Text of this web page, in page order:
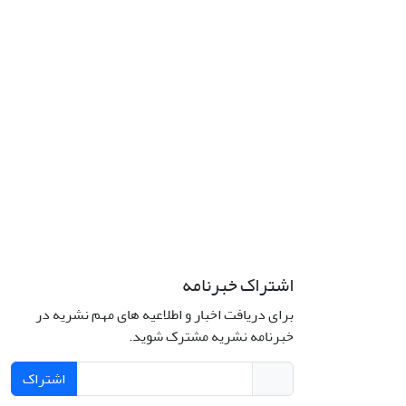
اشتراک خبرنامه
برای دریافت اخبار و اطلاعیه های مهم نشریه در
خبرنامه نشریه مشترک شوید.
اشتراک